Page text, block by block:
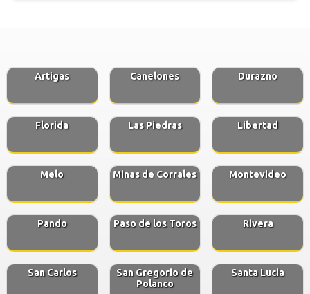
Artigas Canelones Durazno
Florida Las Piedras Libertad
Melo Minas de Corrales Montevideo
Pando Paso de los Toros Rivera
San Carlos
San Gregorio de
Polanco
Santa Lucia